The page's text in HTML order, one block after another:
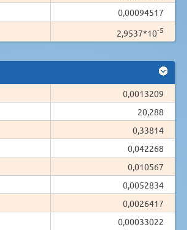
0,00094517
2,9537*10-5
0,0013209
20,288
0,33814
0,042268
0,010567
0,0052834
0,0026417
0,00033022